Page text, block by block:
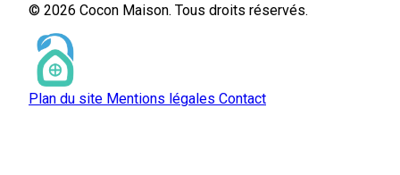
© 2026 Cocon Maison. Tous droits réservés.
Plan du site Mentions légales Contact